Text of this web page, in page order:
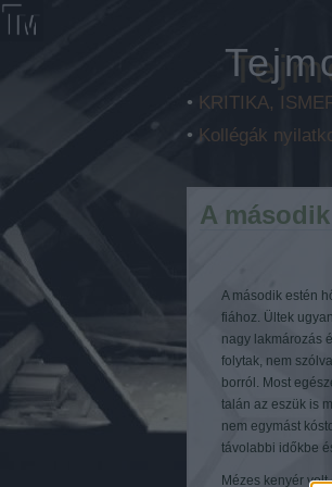
• KRITIKA,
• Kollégák
A
A második estén
fiához. Ültek
nagy lakmározás
folytak, nem
borról. Most
talán az eszük is
nem egymást
távolabbi időkbe
Mézes kenyér